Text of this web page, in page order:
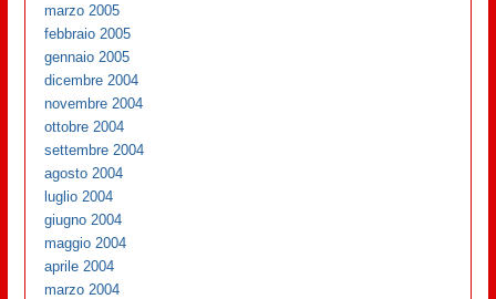
marzo 2005
febbraio 2005
gennaio 2005
dicembre 2004
novembre 2004
ottobre 2004
settembre 2004
agosto 2004
luglio 2004
giugno 2004
maggio 2004
aprile 2004
marzo 2004